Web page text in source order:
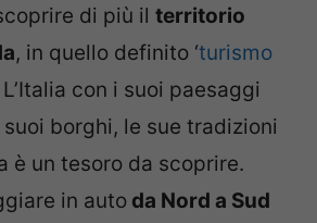
di più il territorio
, in quello definito ‘turismo
con i suoi paesaggi
borghi, le sue tradizioni
è un tesoro da scoprire.
in auto da Nord a Sud